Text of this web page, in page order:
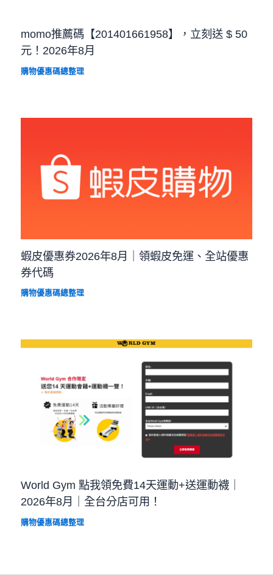
momo推薦碼【201401661958】，立刻送 $ 50
元！2026年8月
購物優惠碼總整理
蝦皮優惠券2026年8月｜領蝦皮免運、全站優惠
券代碼
購物優惠碼總整理
World Gym 點我領免費14天運動+送運動襪｜
2026年8月｜全台分店可用！
購物優惠碼總整理